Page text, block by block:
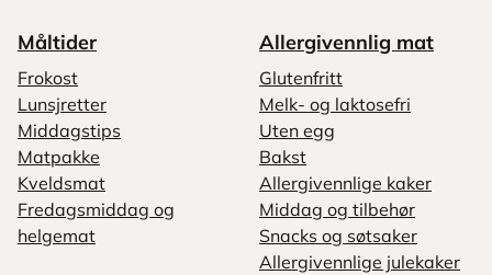
Måltider
Frokost
Lunsjretter
Middagstips
Matpakke
Kveldsmat
Fredagsmiddag og
helgemat
Allergivennlig mat
Glutenfritt
Melk- og laktosefri
Uten egg
Bakst
Allergivennlige kaker
Middag og tilbehør
Snacks og søtsaker
Allergivennlige julekaker